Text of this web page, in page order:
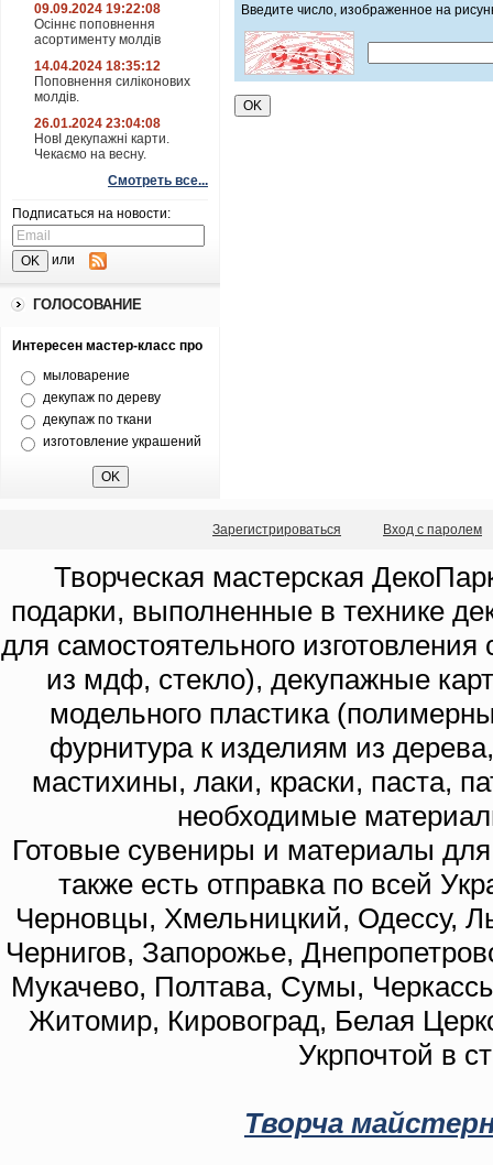
09.09.2024 19:22:08
Осіннє поповнення
асортименту молдів
14.04.2024 18:35:12
Поповнення силіконових
молдів.
26.01.2024 23:04:08
НовІ декупажні карти.
Чекаємо на весну.
Смотреть все...
Подписаться на новости:
или
ГОЛОСОВАНИЕ
Интересен мастер-класс про
мыловарение
декупаж по дереву
декупаж по ткани
изготовление украшений
Введите число, изображенное на
Зарегистрироваться Вход с паролем
Творческая мастерская
подарки, выполненные в технике
для самостоятельного
из мдф, стекло), декупажные
модельного пластика
фурнитура к изделиям из
мастихины, лаки, краски, паста,
необходимые
Готовые сувениры и материалы
также есть отправка по всей
Черновцы, Хмельницкий, Одессу,
Чернигов, Запорожье,
Мукачево, Полтава, Сумы,
Житомир, Кировоград, Белая
Укрпочтой в
Творча